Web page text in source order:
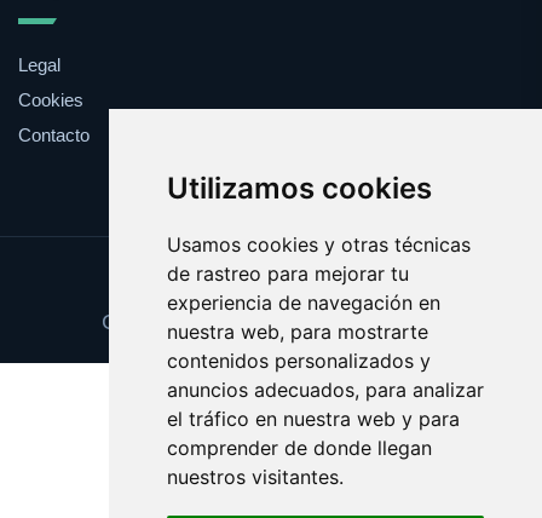
Utilizamos cookies
Usamos cookies y otras técnicas
de rastreo para mejorar tu
experiencia de navegación en
nuestra web, para mostrarte
contenidos personalizados y
anuncios adecuados, para analizar
el tráfico en nuestra web y para
comprender de donde llegan
nuestros visitantes.
Legal
Cookies
Contacto
Update cookies preferences
Copyright © 2025 comprabarato.es